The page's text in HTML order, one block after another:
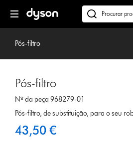
seguinte
Pesquisar
em
Pós-filtro
Pós-filtro
Nº da peça 968279-01
Pós-filtro, de substituição, para o seu
43,50 €